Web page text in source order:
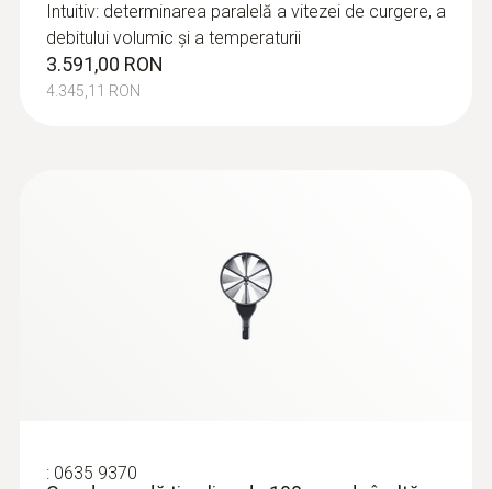
Intuitiv: determinarea paralelă a vitezei de curgere, a
debitului volumic și a temperaturii
3.591,00 RON
4.345,11 RON
: 0635 9370